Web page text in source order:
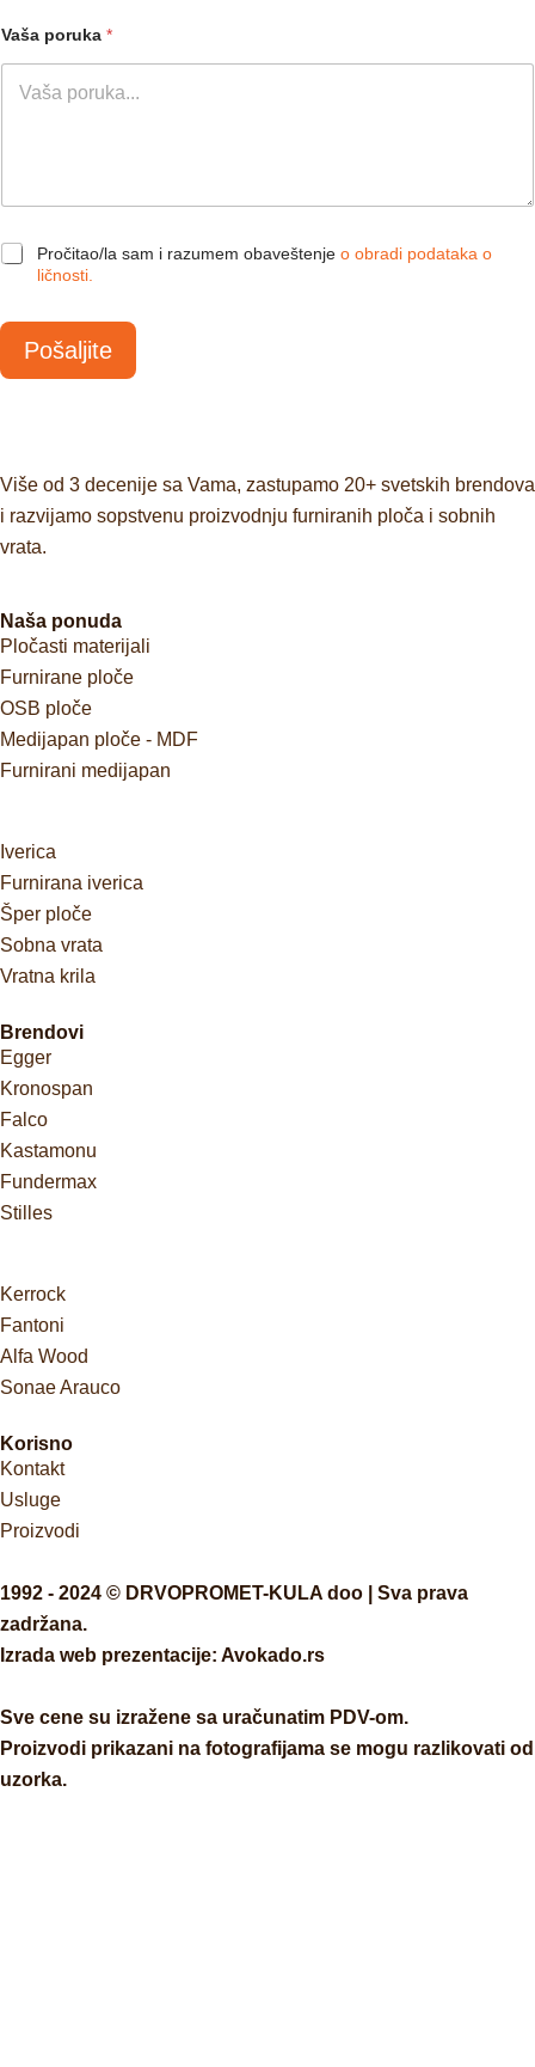
Vaša poruka *
C
k
o
Pročitao/la sam i razumem obaveštenje o obradi podataka o
ličnosti.
Pošaljite
Više od 3 decenije sa Vama, zastupamo 20+ svetskih brendova
i razvijamo sopstvenu proizvodnju furniranih ploča i sobnih
vrata.
Naša ponuda
Pločasti materijali
Furnirane ploče
OSB ploče
Medijapan ploče - MDF
Furnirani medijapan
Iverica
Furnirana iverica
Šper ploče
Sobna vrata
Vratna krila
Brendovi
Egger
Kronospan
Falco
Kastamonu
Fundermax
Stilles
Kerrock
Fantoni
Alfa Wood
Sonae Arauco
Korisno
Kontakt
Usluge
Proizvodi
1992 - 2024 © DRVOPROMET-KULA doo | Sva prava
zadržana.
Izrada web prezentacije: Avokado.rs
Sve cene su izražene sa uračunatim PDV-om.
Proizvodi prikazani na fotografijama se mogu razlikovati od
uzorka.